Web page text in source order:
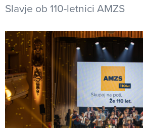
Slavje ob 110-letnici AMZS